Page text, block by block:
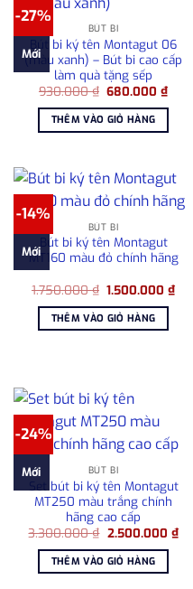
-27%
Mới
BÚT BI
Bút bi ký tên Montagut 06
(màu xanh) – Bút bi cao cấp
làm quà tặng sếp
930.000₫ Giá
là:
930.000 ₫.
680.000₫Giá
THÊM VÀO GIỎ HÀNG
-14%
Mới
BÚT BI
Bút bi ký tên Montagut
MT160 màu đỏ chính hãng
1.750.000₫ Giá
là:
1.750.000 ₫.
1.500.000₫Giá
hiện
THÊM VÀO GIỎ HÀNG
-24%
Mới BÚT BI
Set bút bi ký tên Montagut
MT250 màu trắng chính
hãng cao cấp
3.300.000₫ Giá
là:
3.300.000 ₫.
2.500.000 ₫Giá
hiện
THÊM VÀO GIỎ HÀNG